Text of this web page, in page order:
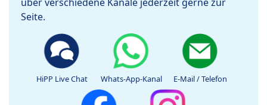
Seite.
HiPP Live Chat Whats-App-Kanal E-Mail / Telefon